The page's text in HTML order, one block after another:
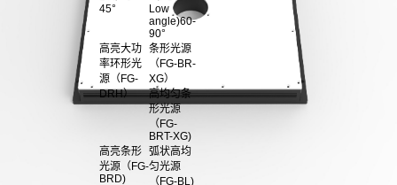
45°
Low
angle)60-
90°
高亮大功
率环形光
源（FG-
DRH）
条形光源
（FG-BR-
XG）
高均匀条
形光源
（FG-
BRT-XG)
高亮条形
光源（FG-
BRD)
弧状高均
匀光源
（FG-BL)